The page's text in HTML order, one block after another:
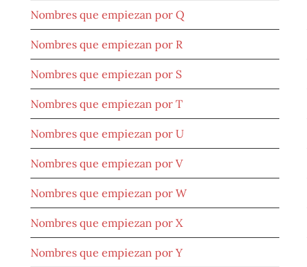
Nombres que empiezan por Q
Nombres que empiezan por R
Nombres que empiezan por S
Nombres que empiezan por T
Nombres que empiezan por U
Nombres que empiezan por V
Nombres que empiezan por W
Nombres que empiezan por X
Nombres que empiezan por Y